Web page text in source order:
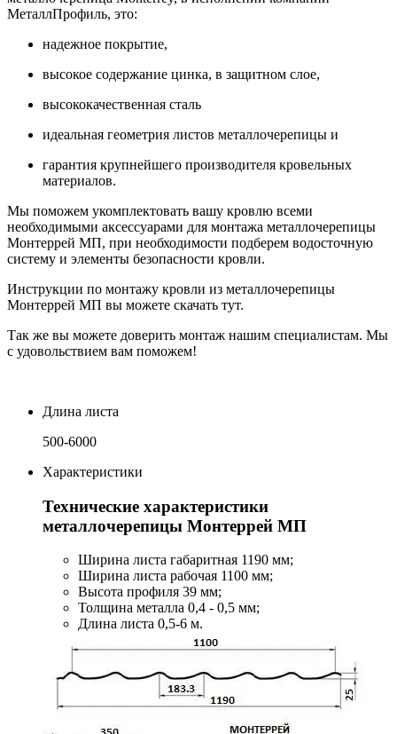
МеталлПрофиль, это:
надежное покрытие,
высокое содержание цинка, в защитном слое,
высококачественная сталь
идеальная геометрия листов металлочерепицы и
гарантия крупнейшего производителя кровельных
материалов.
Мы поможем укомплектовать вашу кровлю всеми
необходимыми аксессуарами для монтажа металлочерепицы
Монтеррей МП, при необходимости подберем водосточную
систему и элементы безопасности кровли.
Инструкции по монтажу кровли из металлочерепицы
Монтеррей МП вы можете скачать тут.
Так же вы можете доверить монтаж нашим специалистам. Мы
с удовольствием вам поможем!
Длина листа
500-6000
Характеристики
Технические характеристики
металлочерепицы Монтеррей МП
Ширина листа габаритная 1190 мм;
Ширина листа рабочая 1100 мм;
Высота профиля 39 мм;
Толщина металла 0,4 - 0,5 мм;
Длина листа 0,5-6 м.